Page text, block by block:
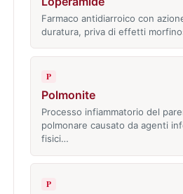
Farmaco antidiarroico con
duratura, priva di effetti
P
Polmonite
Processo infiammatorio del
polmonare causato da agenti
fisici…
P